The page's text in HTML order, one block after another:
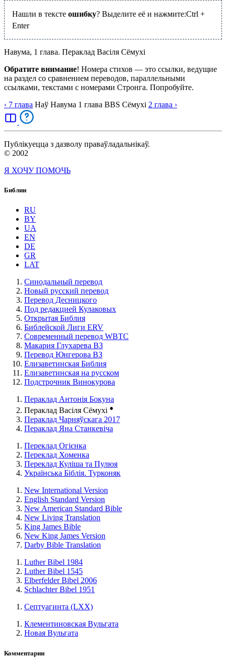
Нашли в тексте ошибку? Выделите её и нажмите:Ctrl +
Enter
Навума, 1 глава. Пераклад Васіля Сёмухі
Обратите внимание! Номера стихов — это ссылки, ведущие
на раздел со сравнением переводов, параллельными
ссылками, текстами с номерами Стронга. Попробуйте.
‹ 7 глава Наў Навума 1 глава BBS Сёмухі 2 глава ›
Публікуецца з дазволу праваўладальнікаў.
© 2002
Я ХОЧУ ПОМОЧЬ
Библии
RU
BY
UA
EN
DE
GR
LAT
Синодальный перевод
Новый русский перевод
Перевод Десницкого
Под редакцией Кулаковых
Открытая Библия
Библейской Лиги ERV
Cовременный перевод WBTC
Макария Глухарева ВЗ
Перевод Юнгерова ВЗ
Елизаветинская Библия
Елизаветинская на русском
Подстрочник Винокурова
Пераклад Антонія Бокуна
Пераклад Васіля Сёмухі ●
Пераклад Чарняўскага 2017
Пераклад Яна Станкевіча
Переклад Огієнка
Переклад Хоменка
Переклад Куліша та Пулюя
Українська Біблія. Турконяк
New International Version
English Standard Version
New American Standard Bible
New Living Translation
King James Bible
New King James Version
Darby Bible Translation
Luther Bibel 1984
Luther Bibel 1545
Elberfelder Bibel 2006
Schlachter Bibel 1951
Септуагинта (LXX)
Клементиновская Вульгата
Новая Вульгата
Комментарии